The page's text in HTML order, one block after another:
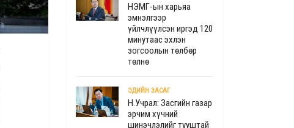
НЭМГ-ын харьяа
эмнэлгээр
үйлчлүүлсэн иргэд 120
минутаас эхлэн
зогсоолын төлбөр
төлнө
ЭДИЙН ЗАСАГ
Н.Учрал: Засгийн газар
эрчим хүчний
шинэчлэлийг тууштай